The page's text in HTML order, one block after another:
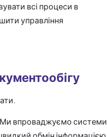
всі процеси в
управління
Ми впроваджуємо системи